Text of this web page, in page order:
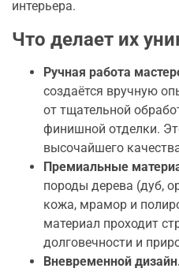
интерьера.
Что делает их
Ручная работа
создаётся вручную
от тщательной
финишной отделки.
высочайшего
Премиальные
породы дерева (дуб,
кожа, мрамор и
материал проходит
долговечности и
Вневременной